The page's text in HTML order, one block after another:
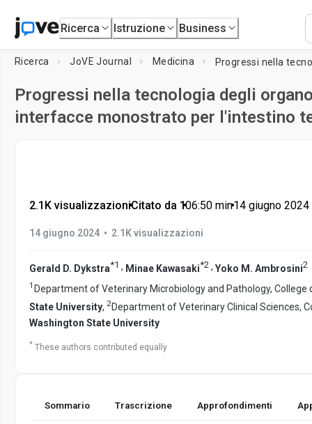
Ricerca Istruzione Business
Ricerca JoVE Journal Medicina
Progressi nella tecnologia degli
interfacce monostrato per l'intestino
2.1K visualizzazioni•Citato da 1•06:50 min•14 giugno 2024
14 giugno 2024 • 2.1K visualizzazioni
Gerald D. Dykstra*1 , Minae Kawasaki*2 , Yoko M. Ambrosini2
1 Department of Veterinary Microbiology and Pathology,
State University, 2Department of Veterinary Clinical Sciences,
Washington State University
* These authors contributed equally
Sommario Trascrizione Approfondimenti